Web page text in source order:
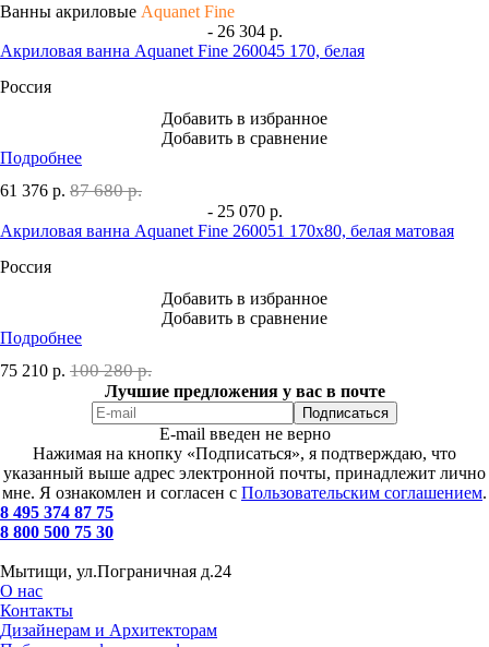
Ванны акриловые Aquanet Fine
- 26 304 р.
Акриловая ванна Aquanet Fine 260045 170, белая
Россия
Добавить в избранное
Добавить в сравнение
Подробнее
61 376 р. 87 680 р.
- 25 070 р.
Акриловая ванна Aquanet Fine 260051 170x80, белая матовая
Россия
Добавить в избранное
Добавить в сравнение
Подробнее
75 210 р. 100 280 р.
Лучшие предложения у вас в почте
E-mail введен не верно
Нажимая на кнопку «Подписаться», я подтверждаю, что
указанный выше адрес электронной почты, принадлежит лично
мне. Я ознакомлен и согласен с Пользовательским соглашением.
8 495 374 87 75
8 800 500 75 30
Мытищи, ул.Пограничная д.24
О нас
Контакты
Дизайнерам и Архитекторам